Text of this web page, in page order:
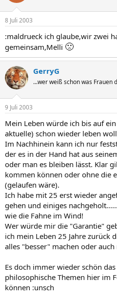
8 Juli 2003
:maldrueck ich glaube,wir zwei
gemeinsam,Melli 🙁
GerryG
...wer weiß schon was Frauen
9 Juli 2003
Mein Leben würde ich bis auf
aktuelle) schon wieder leben
Im Nachhinein kann ich nur
der es in der Hand hat aus
oder man es bleiben lässt. Klar
kommen können oder ohne die
(gelaufen wäre).
Ich habe mit 25 erst wieder
gehen und einiges
wie die Fahne im Wind!
Wer würde mir die "Garantie"
ich mein Leben 25 Jahre zurück
alles "besser" machen oder auch
Es doch immer wieder schön
philosophische Themen hier im
können :unsch